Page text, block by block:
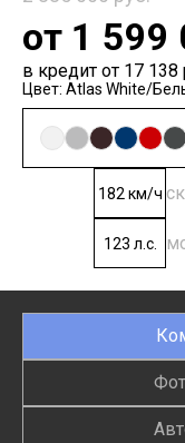
182 км/ч
123 л.с.
Цвет: Atlas White/
от 1 599
в кредит от 17